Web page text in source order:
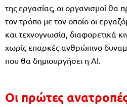
της εργασίας, οι οργανισμοί θα
τον τρόπο με τον οποίο οι
και τεχνογνωσία, διαφορετικά
χωρίς επαρκές ανθρώπινο
που θα δημιουργήσει η AI.
Οι πρώτες